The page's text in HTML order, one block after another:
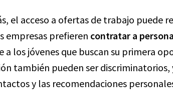
el acceso a ofertas de trabajo puede
empresas prefieren contratar a
a los jóvenes que buscan su primera
también pueden ser discriminatorios,
y las recomendaciones